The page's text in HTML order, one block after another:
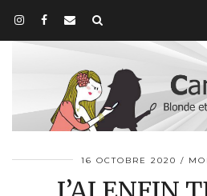
16 OCTOBRE 2020